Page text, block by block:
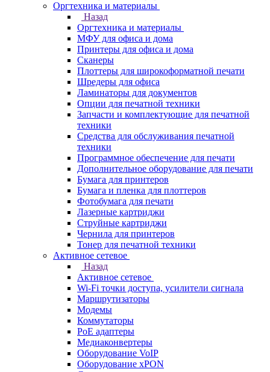
Оргтехника и материалы
Назад
Оргтехника и материалы
МФУ для офиса и дома
Принтеры для офиса и дома
Сканеры
Плоттеры для широкоформатной печати
Шредеры для офиса
Ламинаторы для документов
Опции для печатной техники
Запчасти и комплектующие для печатной
техники
Средства для обслуживания печатной
техники
Программное обеспечение для печати
Дополнительное оборудование для печати
Бумага для принтеров
Бумага и пленка для плоттеров
Фотобумага для печати
Лазерные картриджи
Струйные картриджи
Чернила для принтеров
Тонер для печатной техники
Активное сетевое
Назад
Активное сетевое
Wi-Fi точки доступа, усилители сигнала
Маршрутизаторы
Модемы
Коммутаторы
PoE адаптеры
Медиаконвертеры
Оборудование VoIP
Оборудование xPON